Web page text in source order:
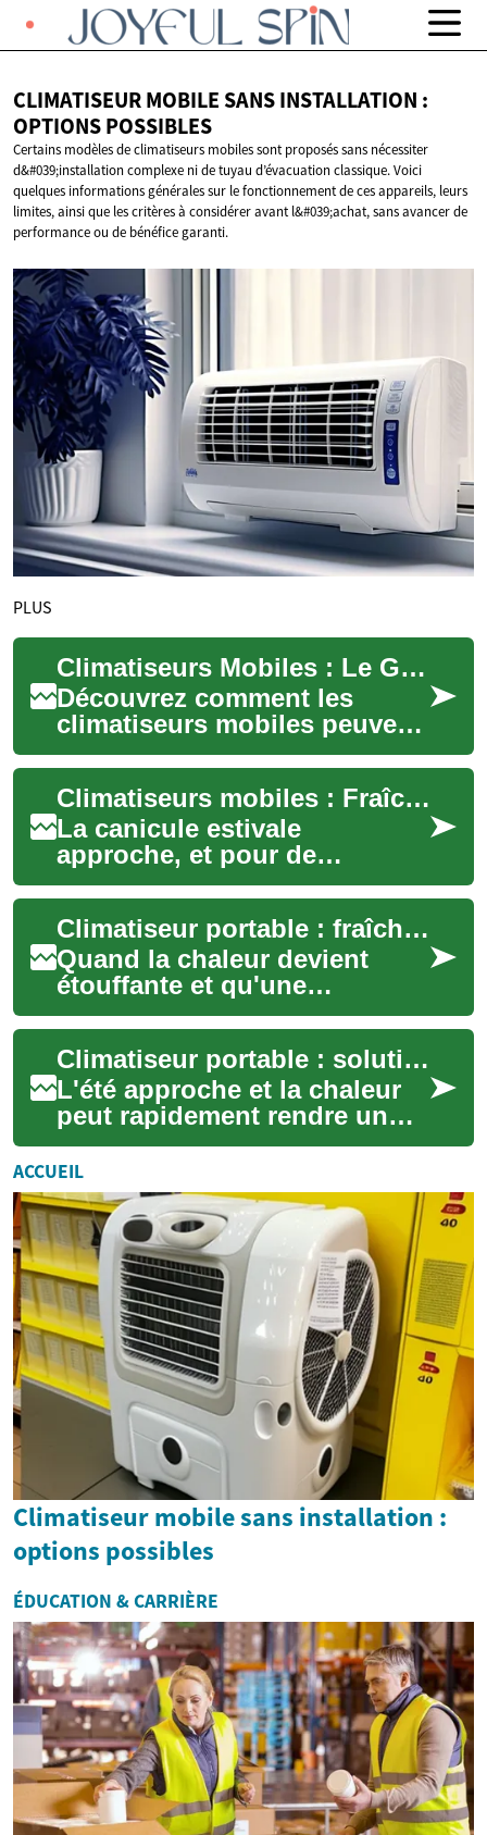
CLIMATISEUR MOBILE SANS INSTALLATION :
OPTIONS POSSIBLES
Certains modèles de climatiseurs mobiles sont proposés sans nécessiter
d&#039;installation complexe ni de tuyau d’évacuation classique. Voici
quelques informations générales sur le fonctionnement de ces appareils, leurs
limites, ainsi que les critères à considérer avant l&#039;achat, sans avancer de
performance ou de bénéfice garanti.
PLUS
Climatiseurs Mobiles : Le Guide Ultime pour un Été Frais
Découvrez comment les
climatiseurs mobiles peuvent
transformer votre espace de
vie en un havre de fraîcheur.
Polyvale...
Climatiseurs mobiles : Fraîcheur et confort pour l'été
La canicule estivale
approche, et pour de
nombreux foyers,
l'installation d'une
climatisation fixe n'est pas
envisage...
Climatiseur portable : fraîcheur mobile sans installation
Quand la chaleur devient
étouffante et qu'une
climatisation fixe n'est pas
envisageable, le climatiseur
portable se r...
Climatiseur portable : solution pratique et économique d'été
L'été approche et la chaleur
peut rapidement rendre un
logement inconfortable. Le
climatiseur portable se
présente co...
ACCUEIL
Climatiseur mobile sans installation :
options possibles
ÉDUCATION & CARRIÈRE